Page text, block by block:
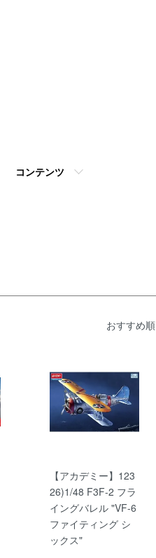
コンテンツ
おすすめ順
【アカデミー】123
26)1/48 F3F-2 フラ
イングバレル "VF-6
ファイティング シ
ックス"